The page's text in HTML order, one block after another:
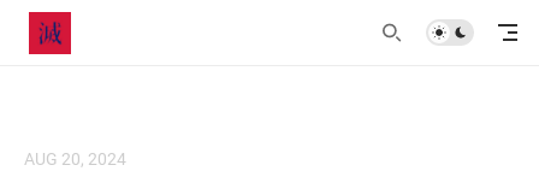
AUG 20, 2024